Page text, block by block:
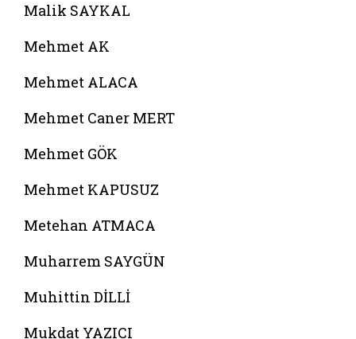
Malik SAYKAL
Mehmet AK
Mehmet ALACA
Mehmet Caner MERT
Mehmet GÖK
Mehmet KAPUSUZ
Metehan ATMACA
Muharrem SAYGÜN
Muhittin DİLLİ
Mukdat YAZICI